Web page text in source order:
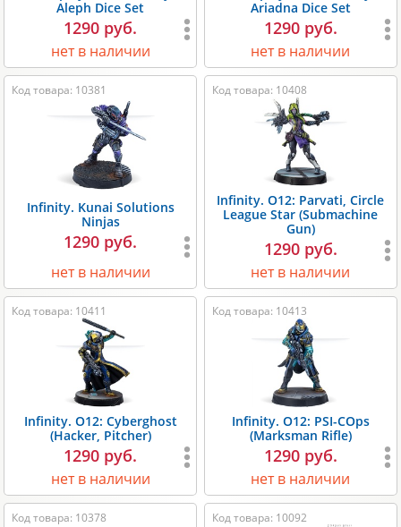
Aleph Dice Set
1290 руб.
нет в наличии
Ariadna Dice Set
1290 руб.
нет в наличии
Код товара: 10381
Infinity. Kunai Solutions
Ninjas
1290 руб.
нет в наличии
Код товара: 10408
Infinity. O12: Parvati, Circle
League Star (Submachine
Gun)
1290 руб.
нет в наличии
Код товара: 10411
Infinity. O12: Cyberghost
(Hacker, Pitcher)
1290 руб.
нет в наличии
Код товара: 10413
Infinity. O12: PSI-COps
(Marksman Rifle)
1290 руб.
нет в наличии
Код товара: 10378 Код товара: 10092